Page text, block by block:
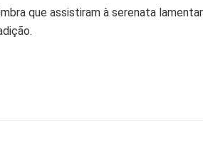
que assistiram à serenata